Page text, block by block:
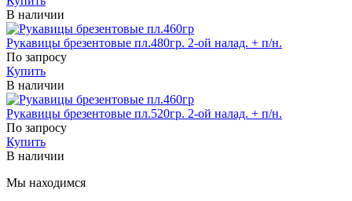
В наличии
Рукавицы брезентовые пл.480гр. 2-ой налад. + п/н.
По запросу
Купить
В наличии
Рукавицы брезентовые пл.520гр. 2-ой налад. + п/н.
По запросу
Купить
В наличии
Мы находимся